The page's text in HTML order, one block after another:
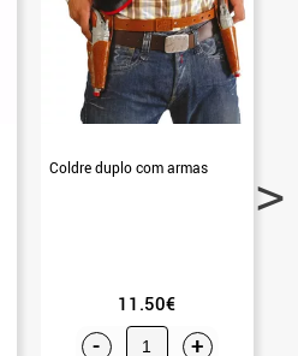
Coldre duplo com armas
11.50€
- +